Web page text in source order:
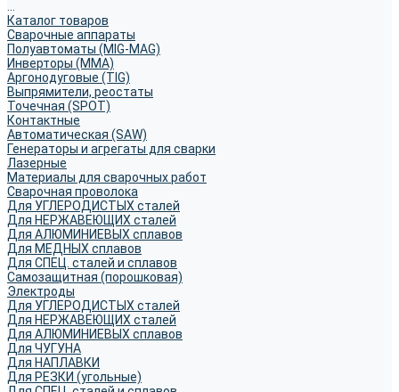
Каталог товаров
Сварочные аппараты
Полуавтоматы (MIG-MAG)
Инверторы (MMA)
Аргонодуговые (TIG)
Выпрямители, реостаты
Точечная (SPOT)
Контактные
Автоматическая (SAW)
Генераторы и агрегаты для сварки
Лазерные
Материалы для сварочных работ
Сварочная проволока
Для УГЛЕРОДИСТЫХ сталей
Для НЕРЖАВЕЮЩИХ сталей
Для АЛЮМИНИЕВЫХ сплавов
Для МЕДНЫХ сплавов
Для СПЕЦ. сталей и сплавов
Самозащитная (порошковая)
Электроды
Для УГЛЕРОДИСТЫХ сталей
Для НЕРЖАВЕЮЩИХ сталей
Для АЛЮМИНИЕВЫХ сплавов
Для ЧУГУНА
Для НАПЛАВКИ
Для РЕЗКИ (угольные)